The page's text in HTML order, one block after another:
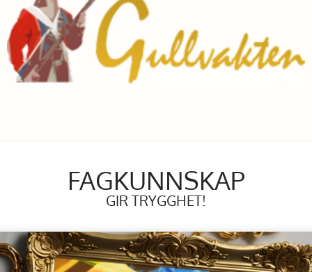
FAGKUNNSKAP
GIR TRYGGHET!